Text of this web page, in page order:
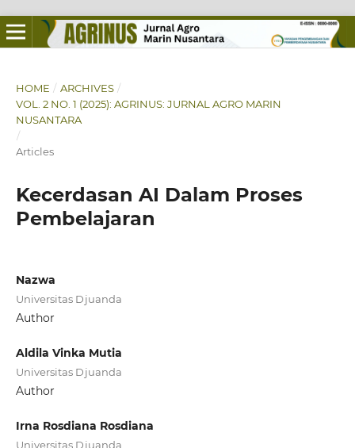
HOME / ARCHIVES /
VOL. 2 NO. 1 (2025): AGRINUS: JURNAL AGRO MARIN
NUSANTARA
/
Articles
Kecerdasan AI Dalam Proses
Pembelajaran
Nazwa
Universitas Djuanda
Author
Aldila Vinka Mutia
Universitas Djuanda
Author
Irna Rosdiana Rosdiana
Universitas Djuanda